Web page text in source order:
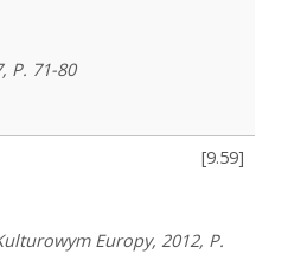
P. 71-80
[9.59]
Europy, 2012, P.